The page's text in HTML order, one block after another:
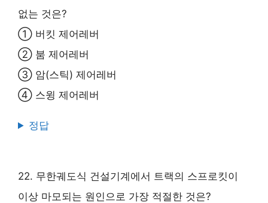
없는 것은?
① 버킷 제어레버
② 붐 제어레버
③ 암(스틱) 제어레버
④ 스윙 제어레버
정답
22. 무한궤도식 건설기계에서 트랙의 스프로킷이
이상 마모되는 원인으로 가장 적절한 것은?